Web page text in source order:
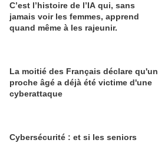
C’est l’histoire de l’IA qui, sans
jamais voir les femmes, apprend
quand même à les rajeunir.
La moitié des Français déclare qu'un
proche âgé a déjà été victime d'une
cyberattaque
Cybersécurité : et si les seniors